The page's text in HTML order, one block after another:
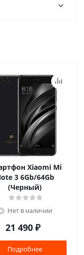
Xiaomi Mi
3 6Gb/64Gb
(Черный)
Нет в наличии
21 490 ₽
Подробнее